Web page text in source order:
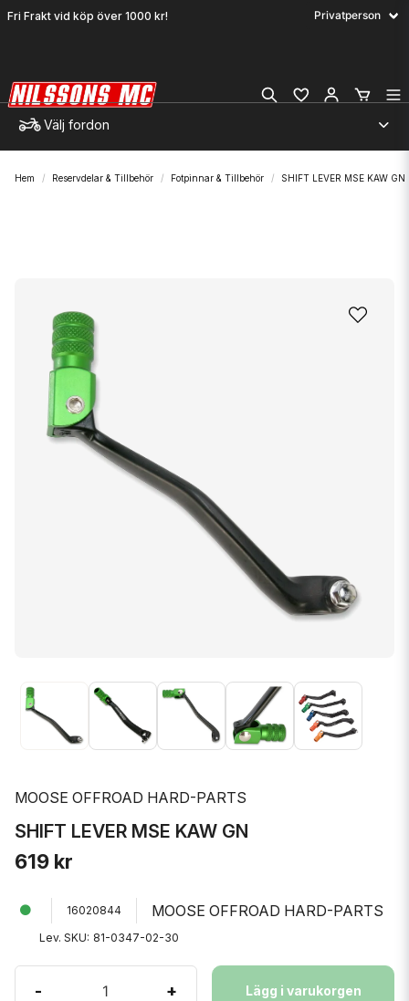
Fri Frakt vid köp över 1000 kr!
Välj fordon
Hem Reservdelar & Tillbehör Fotpinnar & Tillbehör SHIFT LEVER MSE KAW GN
MOOSE OFFROAD HARD-PARTS
SHIFT LEVER MSE KAW GN
619 kr
16020844 MOOSE OFFROAD HARD-PARTS
Lev. SKU: 81-0347-02-30
- + Lägg i varukorgen